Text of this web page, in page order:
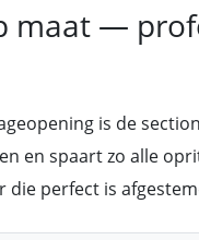
maat —
is de
en spaart zo alle
perfect is